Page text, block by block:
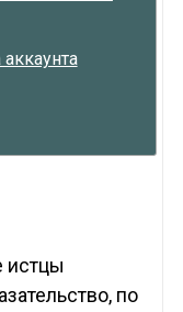
истцы
по